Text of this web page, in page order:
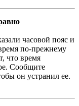
часовой пояс и
по-прежнему
что время
Сообщите
он устранил ее.